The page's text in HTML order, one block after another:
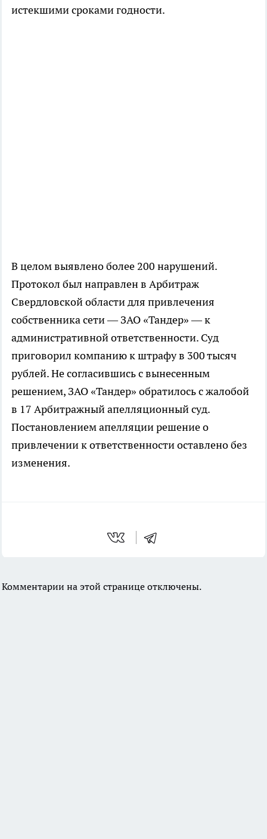
истекшими сроками годности.
В целом выявлено более 200 нарушений.
Протокол был направлен в Арбитраж
Свердловской области для привлечения
собственника сети — ЗАО «Тандер» — к
административной ответственности. Суд
приговорил компанию к штрафу в 300 тысяч
рублей. Не согласившись с вынесенным
решением, ЗАО «Тандер» обратилось с жалобой
в 17 Арбитражный апелляционный суд.
Постановлением апелляции решение о
привлечении к ответственности оставлено без
изменения.
Комментарии на этой странице отключены.